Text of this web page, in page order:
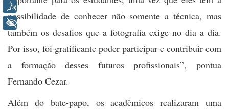
possibilidade de conhecer não somente a técnica, mas
também os desafios que a fotografia exige no dia a dia.
Por isso, foi gratificante poder participar e contribuir com
a formação desses futuros profissionais”, pontua
Fernando Cezar.
Além do bate-papo, os acadêmicos realizaram uma
Voz
+ Acessibilidade